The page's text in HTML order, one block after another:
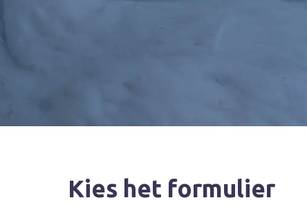
Kies het formulier